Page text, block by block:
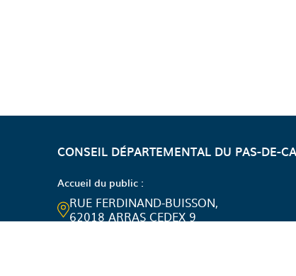
LA PAGE FACEBOOK DÉPARTEMENT DU PAS DE
LA PAGE INSTAGRAM DÉPARTEMENT DU PAS
VERS LA PAGE YOUTUBE DÉPARTEMENT DU PAS
VERS LA PAGE X DÉPARTEMENT DU PAS DE
VERS LA PAGE LINKEDIN DÉPARTEMENT
CONSEIL DÉPARTEMENTAL DU PAS-DE-
Accueil du public :
RUE FERDINAND-BUISSON,
62018 ARRAS CEDEX 9